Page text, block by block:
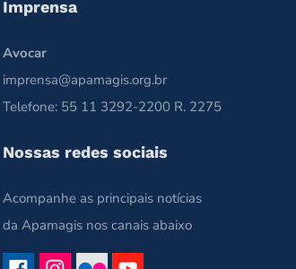
Imprensa
Avocar
imprensa@apamagis.org.br
Telefone: 55 11 3292-2200 R. 2275
Nossas redes sociais
Acompanhe as principais notícias
da Apamagis nos canais abaixo